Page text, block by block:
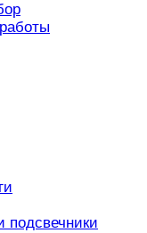
подсвечники